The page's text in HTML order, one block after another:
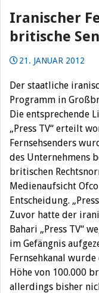
Iranischer
britische
21. JANUAR 2012
Der staatliche
Programm in
Die entsprechende
„Press TV“ erteilt
Fernsehsenders
des Unternehmens
britischen
Medienaufsicht
Entscheidung.
Zuvor hatte der
Bahari „Press TV“
im Gefängnis
Fernsehkanal
Höhe von 100.000
allerdings bisher